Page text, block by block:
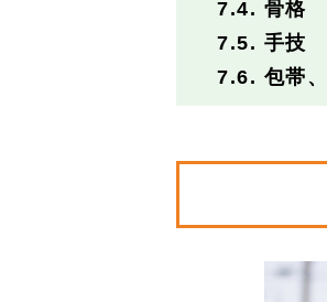
7.4. 骨格
7.5. 手技
7.6. 包帯